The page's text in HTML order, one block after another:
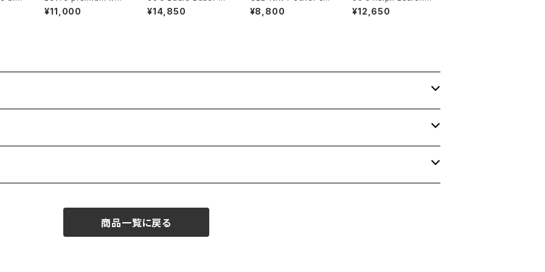
e Shortalls
¥11,000
ubble dot rayon shi
rt maxi Dress
¥14,850
tton-twill cargo Sho
rts
¥8,800
ght-beige cotton e
asy Pants
¥12,650
商品一覧に戻る